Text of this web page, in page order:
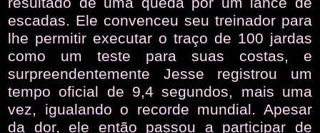
escadas. Ele convenceu seu treinador para
lhe permitir executar o traço de 100 jardas
como um teste para suas costas, e
surpreendentemente Jesse registrou um
tempo oficial de 9,4 segundos, mais uma
vez, igualando o recorde mundial. Apesar
da dor, ele então passou a participar de